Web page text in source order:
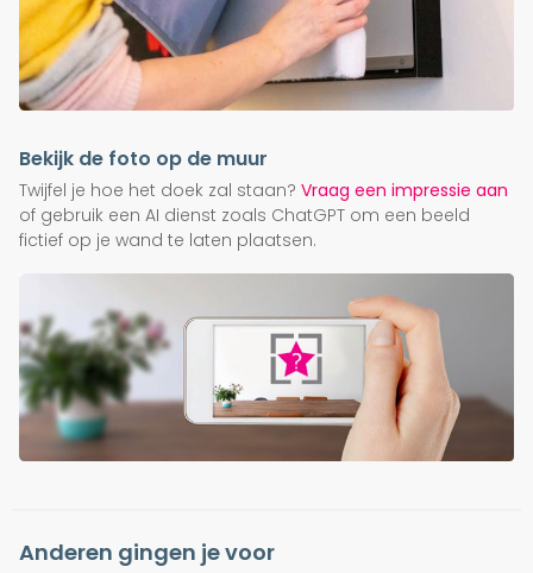
Bekijk de foto op de muur
Twijfel je hoe het doek zal staan? Vraag een impressie aan
of gebruik een AI dienst zoals ChatGPT om een beeld
fictief op je wand te laten plaatsen.
Anderen gingen je voor